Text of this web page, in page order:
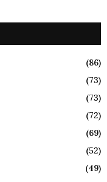
(86)
(73)
(73)
(72)
(69)
(52)
(49)